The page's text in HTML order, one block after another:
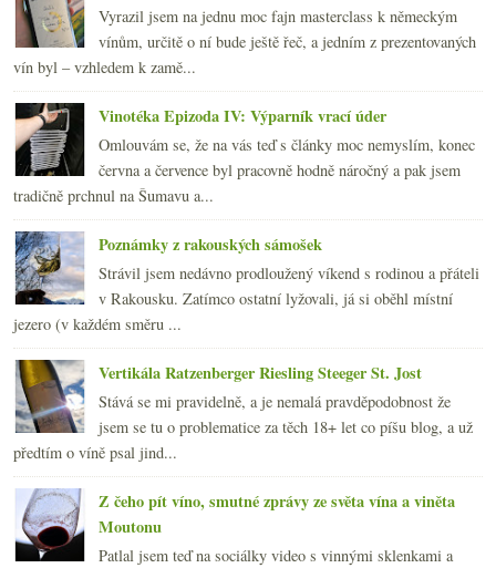
Vyrazil jsem na jednu moc fajn masterclass k německým
vínům, určitě o ní bude ještě řeč, a jedním z prezentovaných
vín byl – vzhledem k zamě...
Vinotéka Epizoda IV: Výparník vrací úder
Omlouvám se, že na vás teď s články moc nemyslím, konec
června a července byl pracovně hodně náročný a pak jsem
tradičně prchnul na Šumavu a...
Poznámky z rakouských sámošek
Strávil jsem nedávno prodloužený víkend s rodinou a přáteli
v Rakousku. Zatímco ostatní lyžovali, já si oběhl místní
jezero (v každém směru ...
Vertikála Ratzenberger Riesling Steeger St. Jost
Stává se mi pravidelně, a je nemalá pravděpodobnost že
jsem se tu o problematice za těch 18+ let co píšu blog, a už
předtím o víně psal jind...
Z čeho pít víno, smutné zprávy ze světa vína a viněta
Moutonu
Patlal jsem teď na sociálky video s vinnými sklenkami a